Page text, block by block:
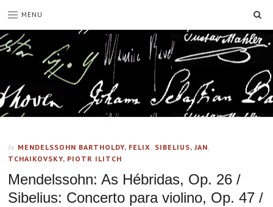
MENU
In MENDELSSOHN BARTHOLDY, FELIX, SIBELIUS, JAN,
TCHAIKOVSKY, PIOTR ILITCH
Mendelssohn: As Hébridas, Op. 26 /
Sibelius: Concerto para violino, Op. 47 /